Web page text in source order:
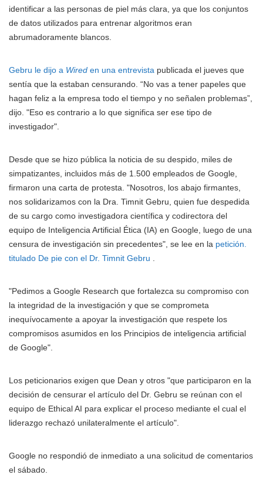
identificar a las personas de piel más clara, ya que los conjuntos
de datos utilizados para entrenar algoritmos eran
abrumadoramente blancos.
Gebru le dijo a Wired en una entrevista publicada el jueves que
sentía que la estaban censurando. “No vas a tener papeles que
hagan feliz a la empresa todo el tiempo y no señalen problemas”,
dijo. "Eso es contrario a lo que significa ser ese tipo de
investigador".
Desde que se hizo pública la noticia de su despido, miles de
simpatizantes, incluidos más de 1.500 empleados de Google,
firmaron una carta de protesta. "Nosotros, los abajo firmantes,
nos solidarizamos con la Dra. Timnit Gebru, quien fue despedida
de su cargo como investigadora científica y codirectora del
equipo de Inteligencia Artificial Ética (IA) en Google, luego de una
censura de investigación sin precedentes", se lee en la petición.
titulado De pie con el Dr. Timnit Gebru
"Pedimos a Google Research que fortalezca su compromiso con
la integridad de la investigación y que se comprometa
inequívocamente a apoyar la investigación que respete los
compromisos asumidos en los Principios de inteligencia artificial
de Google".
Los peticionarios exigen que Dean y otros "que participaron en la
decisión de censurar el artículo del Dr. Gebru se reúnan con el
equipo de Ethical AI para explicar el proceso mediante el cual el
liderazgo rechazó unilateralmente el artículo".
Google no respondió de inmediato a una solicitud de comentarios
el sábado.